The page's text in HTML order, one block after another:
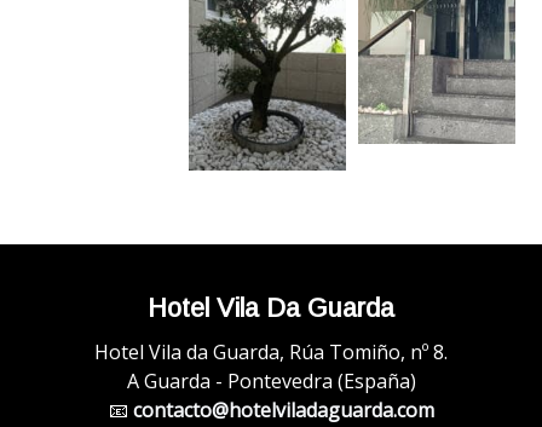
Hotel Vila Da Guarda
Hotel Vila da Guarda, Rúa Tomiño, nº 8.
A Guarda - Pontevedra (España)
📧 contacto@hotelviladaguarda.com